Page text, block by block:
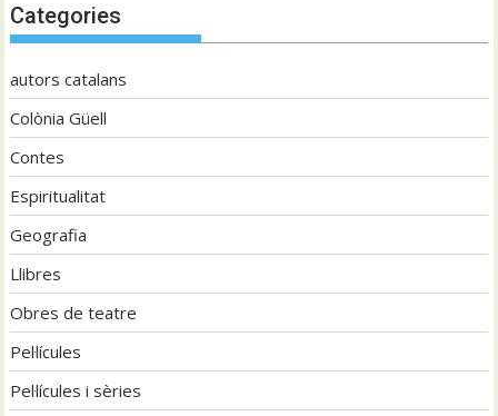
Categories
autors catalans
Colònia Güell
Contes
Espiritualitat
Geografia
Llibres
Obres de teatre
Pel·lícules
Pel·lícules i sèries